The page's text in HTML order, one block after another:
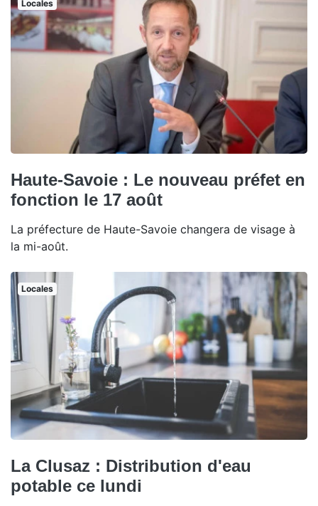
Locales
Haute-Savoie : Le nouveau préfet en
fonction le 17 août
La préfecture de Haute-Savoie changera de visage à
la mi-août.
Locales
La Clusaz : Distribution d'eau
potable ce lundi